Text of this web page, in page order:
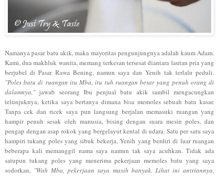
Namanya pasar batu akik, maka mayoritas pengunjungnya adalah kaumAdam.
Kami, dua makhluk wanita, memang terkesan tersesat diantara lautan pria yang
berjubel di Pasar Rawa Bening, namun saya danYenih tak terlalu peduli.
"Poles batu di ruangan itu Mba, itu tuh ruangan besaryang penuh orang di
dalamnya,"jawab seorang Ibu penjual batu akik sambil mengacungkan
telunjuknya, ketika saya bertanya dimana bisa memoles sebuah batu kasar.
Tanpacek dan ricek saya pun langsung berjalan memasuki ruangan yang
hampir penuh sesakoleh manusia, bising dengan suara mesin poles, dan
pengap dengan asap rokok yang bergelayut kental di udara. Satu per satu saya
hampiri tukang poles yang sibuk bekerja,Yenih yang berdiri di luar ruangan
beberapa kali memanggil nama saya namun tak saya acuhkan. Tidakada
satupun tukang poles yang menerima pekerjaan memoles batuyang saya
sodorkan, "Wah Mba, pekerjaan saya masih banyak. Lihat ini antriannya,